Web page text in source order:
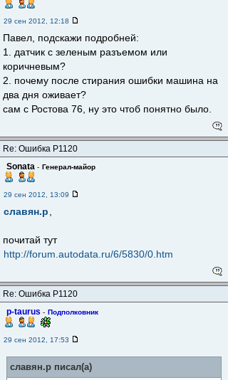
29 сен 2012, 12:18
Павел, подскажи подробней:
1. датчик с зеленым разъемом или
коричневым?
2. почему после стирания ошибки машина на
два дня оживает?
сам с Ростова 76, ну это чтоб понятно было.
Re: Ошибка Р1120
Sonata - Генерал-майор
29 сен 2012, 13:09
славян.р
почитай тут
http://forum.autodata.ru/6/5830/0.htm
Re: Ошибка Р1120
p-taurus - Подполковник
29 сен 2012, 17:53
славян.р писал(а)